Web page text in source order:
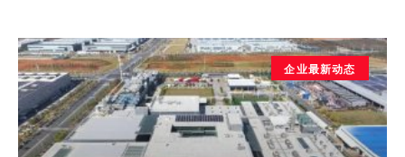
企业最新动态